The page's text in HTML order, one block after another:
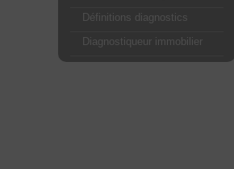
Définitions diagnostics
Diagnostiqueur immobilier